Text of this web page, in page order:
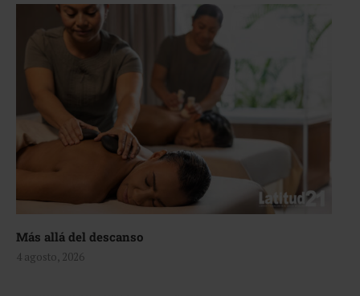
Más allá del descanso
4 agosto, 2026